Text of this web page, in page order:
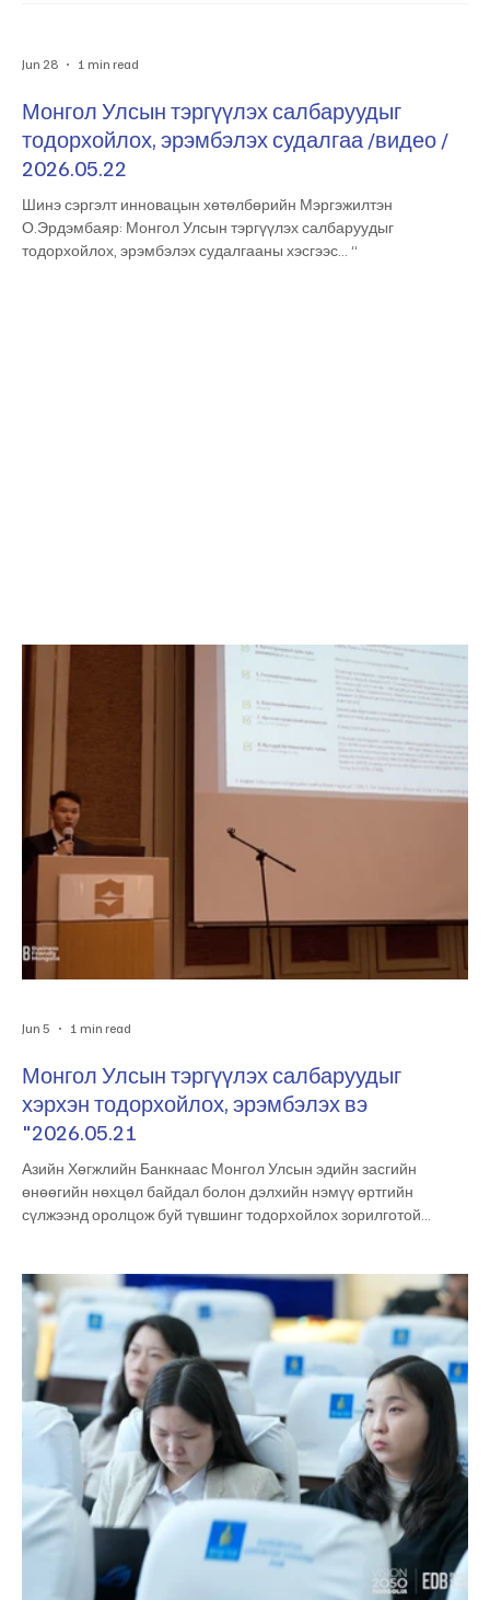
Монгол Улсын тэргүүлэх салбаруудыг
тодорхойлох, эрэмбэлэх судалгаа /видео /
2026.05.22
Шинэ сэргэлт инновацын хөтөлбөрийн Мэргэжилтэн
О.Эрдэмбаяр: Монгол Улсын тэргүүлэх салбаруудыг
тодорхойлох, эрэмбэлэх судалгааны хэсгээс… “
Jun 28 1 min read
Монгол Улсын тэргүүлэх салбаруудыг
хэрхэн тодорхойлох, эрэмбэлэх вэ
"2026.05.21
Азийн Хөгжлийн Банкнаас Монгол Улсын эдийн засгийн
өнөөгийн нөхцөл байдал болон дэлхийн нэмүү өртгийн
сүлжээнд оролцож буй түвшинг тодорхойлох зорилготой
хэрэгжүүлж байна. Мөн Эдийн засгийн хөгжлийн төвөөс
Монгол Улсын тэргүүлэх салбаруудыг тодорхойлох, эрэмбэлэх
чиглэлээр судалгаа хийж гүйцэтгэсэн бөгөөд энэхүү ажлын үр
дүнг холбогдох талуудад танилцууллаа. Энэ х
Jun 5 1 min read